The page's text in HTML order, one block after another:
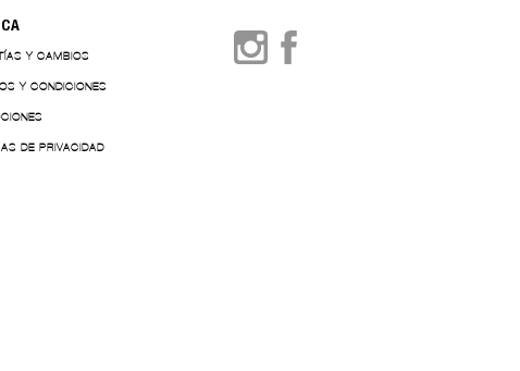
Y CAMBIOS
Y CONDICIONES
DE PRIVACIDAD